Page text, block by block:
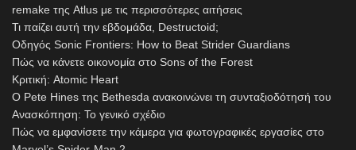
remake της Atlus με τις περισσότερες αιτήσεις
Τι παίζει αυτή την εβδομάδα, Destructoid;
Οδηγός Sonic Frontiers: How to Beat Strider Guardians
Πώς να κάνετε οικονομία στο Sons of the Forest
Κριτική: Atomic Heart
Ο Pete Hines της Bethesda ανακοινώνει τη συνταξιοδότησή του
Ανασκόπηση: Το γενικό σχέδιο
Πώς να εμφανίσετε την κάμερα για φωτογραφικές εργασίες στο